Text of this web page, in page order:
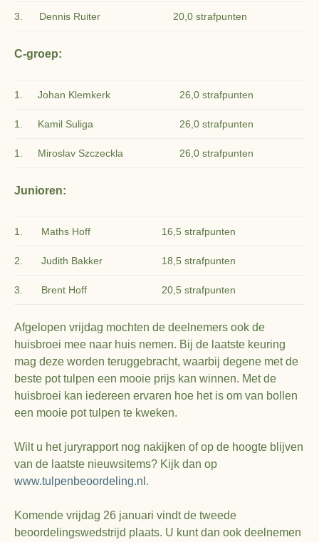
3. Dennis Ruiter 20,0 strafpunten
C-groep:
1. Johan Klemkerk 26,0 strafpunten
1. Kamil Suliga 26,0 strafpunten
1. Miroslav Szczeckla 26,0 strafpunten
Junioren:
1. Maths Hoff 16,5 strafpunten
2. Judith Bakker 18,5 strafpunten
3. Brent Hoff 20,5 strafpunten
Afgelopen vrijdag mochten de deelnemers ook de
huisbroei mee naar huis nemen. Bij de laatste keuring
mag deze worden teruggebracht, waarbij degene met de
beste pot tulpen een mooie prijs kan winnen. Met de
huisbroei kan iedereen ervaren hoe het is om van bollen
een mooie pot tulpen te kweken.
Wilt u het juryrapport nog nakijken of op de hoogte blijven
van de laatste nieuwsitems? Kijk dan op
www.tulpenbeoordeling.nl .
Komende vrijdag 26 januari vindt de tweede
beoordelingswedstrijd plaats. U kunt dan ook deelnemen